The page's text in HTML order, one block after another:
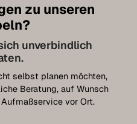
zu unseren
unverbindlich
selbst planen möchten,
Beratung, auf Wunsch
vor Ort.